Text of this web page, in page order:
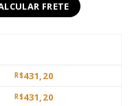
R$431,20
R$431,20